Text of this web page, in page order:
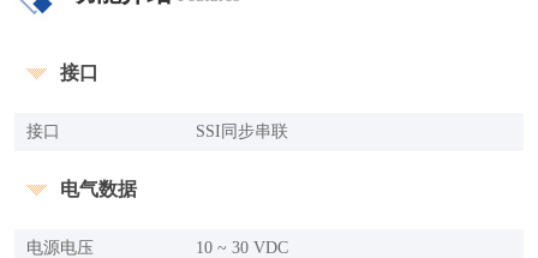
接口
接口 SSI同步串联
电气数据
电源电压 10 ~ 30 VDC